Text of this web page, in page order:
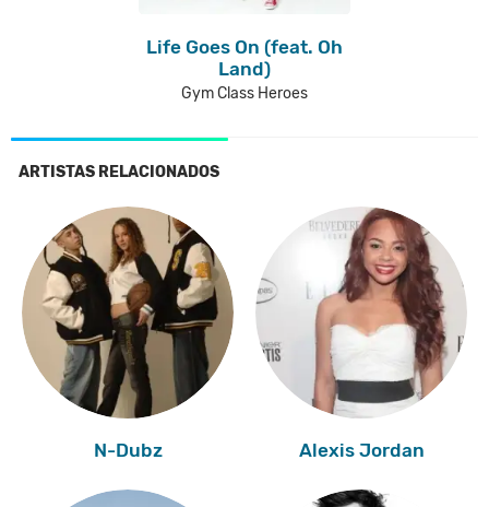
Life Goes On (feat. Oh
Land)
Gym Class Heroes
ARTISTAS RELACIONADOS
N-Dubz Alexis Jordan